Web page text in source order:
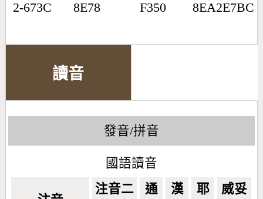
2-673C 8E78 F350 8EA2E7BC
讀音
發音/拼音
國語讀音
注音二 通 漢 耶 威妥